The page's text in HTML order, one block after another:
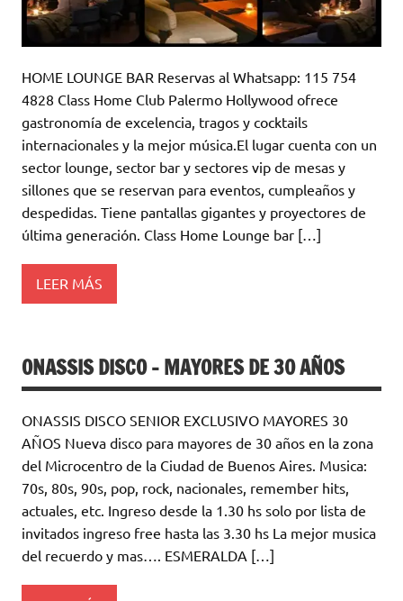
HOME LOUNGE BAR Reservas al Whatsapp: 115 754
4828 Class Home Club Palermo Hollywood ofrece
gastronomía de excelencia, tragos y cocktails
internacionales y la mejor música.El lugar cuenta con un
sector lounge, sector bar y sectores vip de mesas y
sillones que se reservan para eventos, cumpleaños y
despedidas. Tiene pantallas gigantes y proyectores de
última generación. Class Home Lounge bar […]
LEER MÁS
ONASSIS DISCO – MAYORES DE 30 AÑOS
ONASSIS DISCO SENIOR EXCLUSIVO MAYORES 30
AÑOS Nueva disco para mayores de 30 años en la zona
del Microcentro de la Ciudad de Buenos Aires. Musica:
70s, 80s, 90s, pop, rock, nacionales, remember hits,
actuales, etc. Ingreso desde la 1.30 hs solo por lista de
invitados ingreso free hasta las 3.30 hs La mejor musica
del recuerdo y mas…. ESMERALDA […]